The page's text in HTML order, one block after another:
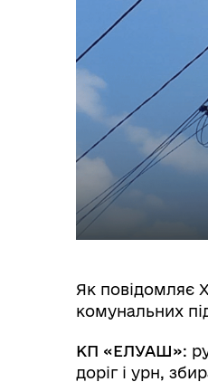
Як повідомляє
комунальних
КП «ЕЛУАШ»:
доріг і урн,